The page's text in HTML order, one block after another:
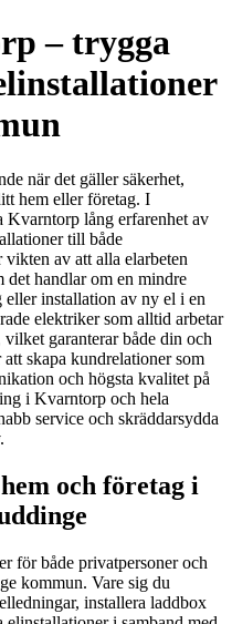
– trygga
när det gäller säkerhet,
hem eller företag. I
lång erfarenhet av
till både
av att alla elarbeten
det handlar om en mindre
eller installation av ny el i en
elektriker som alltid arbetar
garanterar både din och
skapa kundrelationer som
och högsta kvalitet på
i Kvarntorp och hela
service och skräddarsydda
och företag i
för både privatpersoner och
kommun. Vare sig du
installera laddbox